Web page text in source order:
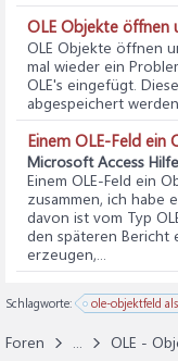
OLE Objekte öffnen
OLE Objekte öffnen
mal wieder ein
OLE's eingefügt.
abgespeichert
Einem OLE-Feld ein
Microsoft Access Hilfe
Einem OLE-Feld ein
zusammen, ich habe
davon ist vom Typ
den späteren Bericht
erzeugen,...
Schlagworte: ole-objektfeld
Foren ...
OLE -